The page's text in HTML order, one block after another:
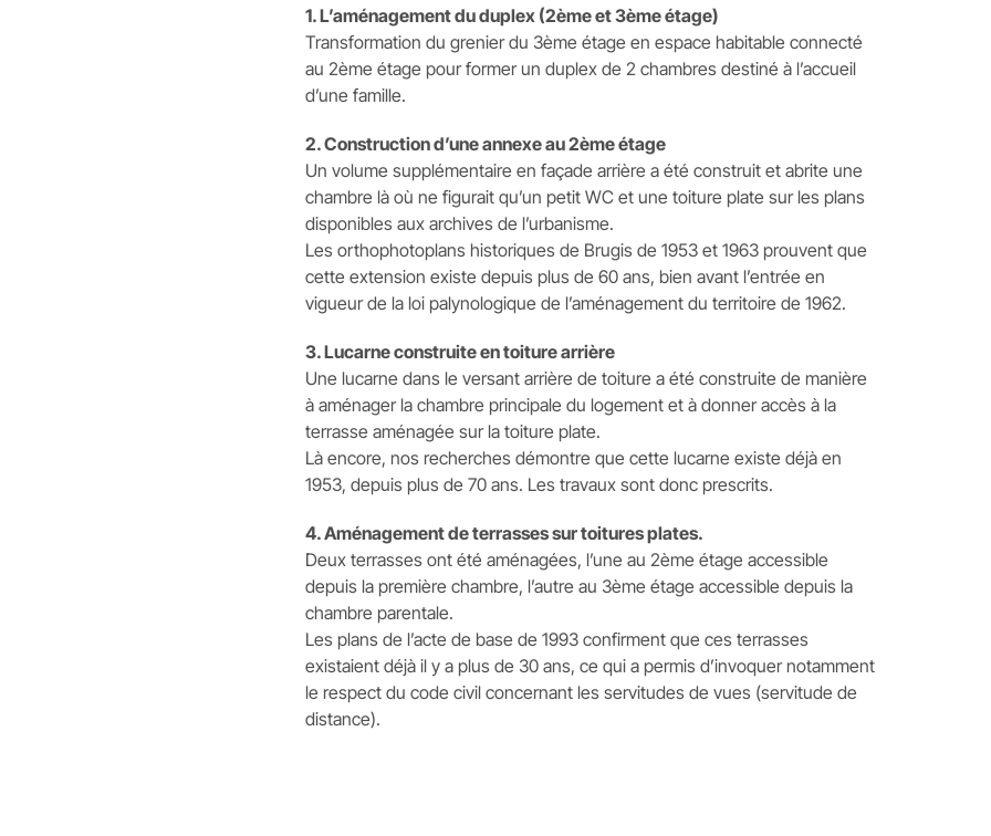
1. L’aménagement du duplex (2ème et 3ème étage)
Transformation du grenier du 3ème étage en espace habitable connecté
au 2ème étage pour former un duplex de 2 chambres destiné à l’accueil
d’une famille.
2. Construction d’une annexe au 2ème étage
Un volume supplémentaire en façade arrière a été construit et abrite une
chambre là où ne figurait qu’un petit WC et une toiture plate sur les plans
disponibles aux archives de l’urbanisme.
Les orthophotoplans historiques de Brugis de 1953 et 1963 prouvent que
cette extension existe depuis plus de 60 ans, bien avant l’entrée en
vigueur de la loi palynologique de l’aménagement du territoire de 1962.
3. Lucarne construite en toiture arrière
Une lucarne dans le versant arrière de toiture a été construite de manière
à aménager la chambre principale du logement et à donner accès à la
terrasse aménagée sur la toiture plate.
Là encore, nos recherches démontre que cette lucarne existe déjà en
1953, depuis plus de 70 ans. Les travaux sont donc prescrits.
4. Aménagement de terrasses sur toitures plates.
Deux terrasses ont été aménagées, l’une au 2ème étage accessible
depuis la première chambre, l’autre au 3ème étage accessible depuis la
chambre parentale.
Les plans de l’acte de base de 1993 confirment que ces terrasses
existaient déjà il y a plus de 30 ans, ce qui a permis d’invoquer notamment
le respect du code civil concernant les servitudes de vues (servitude de
distance).